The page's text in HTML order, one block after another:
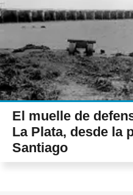
El muelle de
La Plata, desde la
Santiago